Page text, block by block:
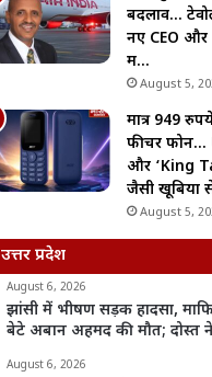
बदलाव…
नए CEO
में…
August 5,
मात्र 949
फीचर फोन…
और ‘King
जैसी खूबियों
August 5,
उत्तर प्रदेश
August 6, 2026
झांसी में भीषण सड़क हादसा,
बेटे अबान अहमद की मौत; दोस्त
August 6, 2026